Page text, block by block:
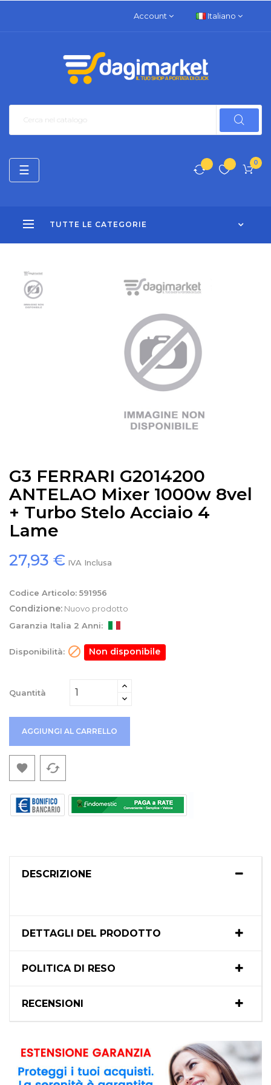
Account Italiano
0
TUTTE LE CATEGORIE
navigazione
Toggle
☰
G3 FERRARI G2014200
ANTELAO Mixer 1000w 8vel
+ Turbo Stelo Acciaio 4
Lame
27,93 € IVA Inclusa
Codice Articolo: 591956
Condizione: Nuovo prodotto
Garanzia Italia 2 Anni:
Disponibilità:  Non disponibile
Quantità
AGGIUNGI AL CARRELLO
 cached
DESCRIZIONE
DETTAGLI DEL PRODOTTO
POLITICA DI RESO
RECENSIONI